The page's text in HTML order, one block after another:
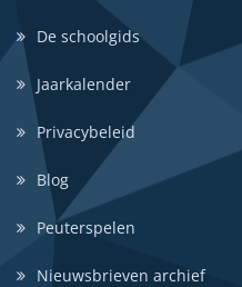
De schoolgids
Jaarkalender
Privacybeleid
Blog
Peuterspelen
Nieuwsbrieven archief